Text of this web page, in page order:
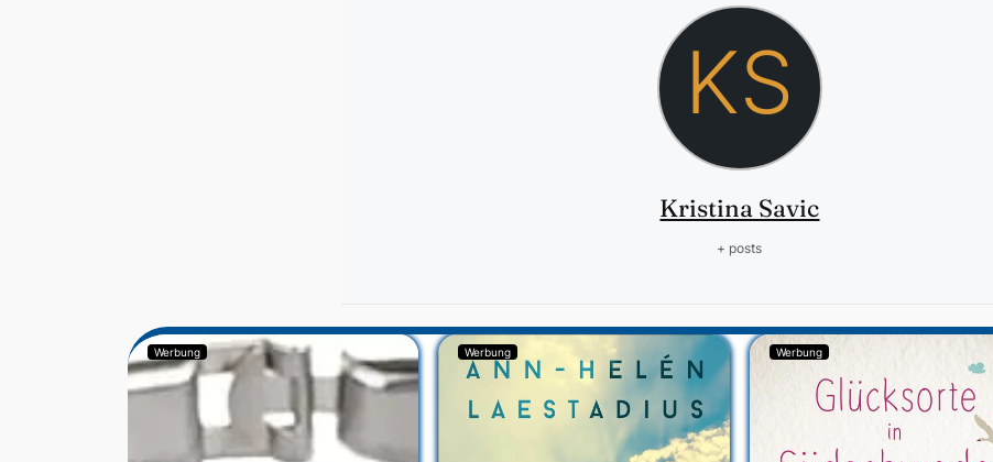
KS
Kristina Savic
+ posts
Werbung Werbung Werbung